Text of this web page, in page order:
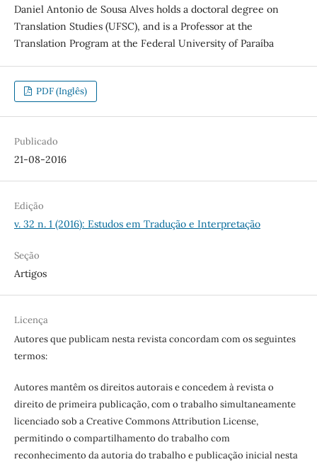
Daniel Antonio de Sousa Alves holds a doctoral degree on
Translation Studies (UFSC), and is a Professor at the
Translation Program at the Federal University of Paraíba
PDF (Inglês)
Publicado
21-08-2016
Edição
v. 32 n. 1 (2016): Estudos em Tradução e Interpretação
Seção
Artigos
Licença
Autores que publicam nesta revista concordam com os seguintes
termos:
Autores mantêm os direitos autorais e concedem à revista o
direito de primeira publicação, com o trabalho simultaneamente
licenciado sob a Creative Commons Attribution License,
permitindo o compartilhamento do trabalho com
reconhecimento da autoria do trabalho e publicação inicial nesta